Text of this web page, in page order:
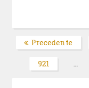
Paginazione
degli
articoli
Precedente
Pagina
921 …